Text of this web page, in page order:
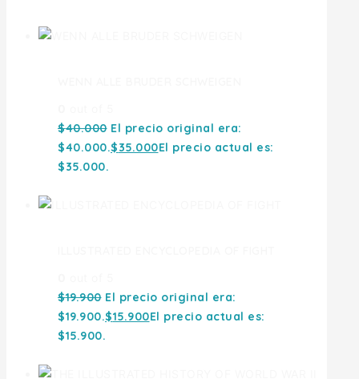
$40.000 El precio original era:
$40.000.$35.000El precio actual es:
$35.000.
$19.900 El precio original era:
$19.900.$15.900El precio actual es:
$15.900.